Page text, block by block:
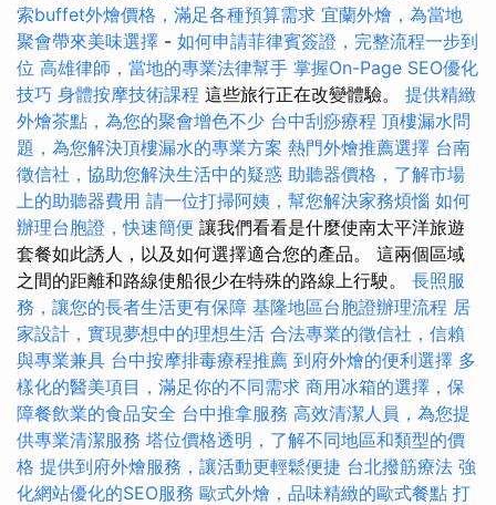
索buffet外燴價格，滿足各種預算需求 宜蘭外燴，為當地
聚會帶來美味選擇 - 如何申請菲律賓簽證，完整流程一步到
位 高雄律師，當地的專業法律幫手 掌握On-Page SEO優化
技巧 身體按摩技術課程 這些旅行正在改變體驗。 提供精緻
外燴茶點，為您的聚會增色不少 台中刮痧療程 頂樓漏水問
題，為您解決頂樓漏水的專業方案 熱門外燴推薦選擇 台南
徵信社，協助您解決生活中的疑惑 助聽器價格，了解市場
上的助聽器費用 請一位打掃阿姨，幫您解決家務煩惱 如何
辦理台胞證，快速簡便 讓我們看看是什麼使南太平洋旅遊
套餐如此誘人，以及如何選擇適合您的產品。 這兩個區域
之間的距離和路線使船很少在特殊的路線上行駛。 長照服
務，讓您的長者生活更有保障 基隆地區台胞證辦理流程 居
家設計，實現夢想中的理想生活 合法專業的徵信社，信賴
與專業兼具 台中按摩排毒療程推薦 到府外燴的便利選擇 多
樣化的醫美項目，滿足你的不同需求 商用冰箱的選擇，保
障餐飲業的食品安全 台中推拿服務 高效清潔人員，為您提
供專業清潔服務 塔位價格透明，了解不同地區和類型的價
格 提供到府外燴服務，讓活動更輕鬆便捷 台北撥筋療法 強
化網站優化的SEO服務 歐式外燴，品味精緻的歐式餐點 打